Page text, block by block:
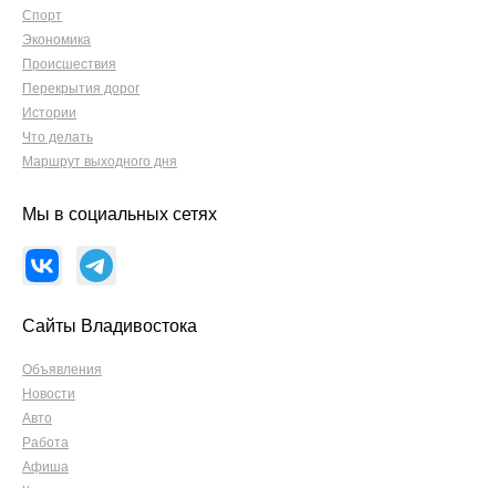
Спорт
Экономика
Происшествия
Перекрытия дорог
Истории
Что делать
Маршрут выходного дня
Мы в социальных сетях
Сайты Владивостока
Объявления
Новости
Авто
Работа
Афиша